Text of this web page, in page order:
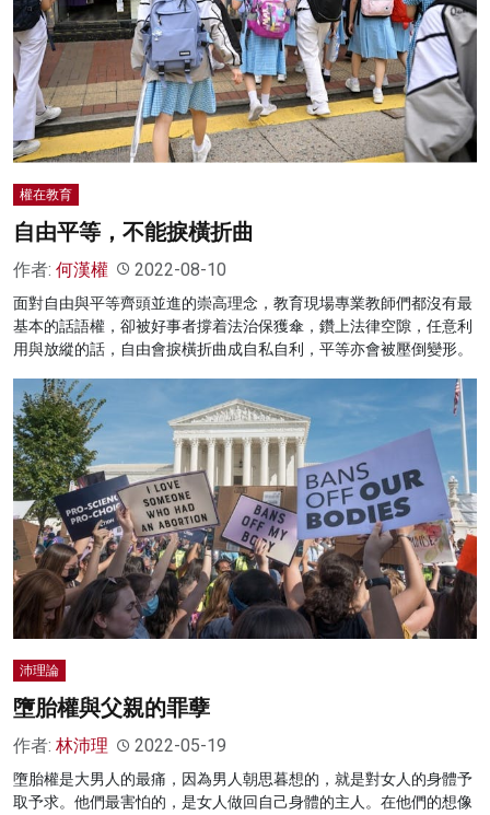
權在教育
自由平等，不能捩橫折曲
作者: 何漢權 2022-08-10
面對自由與平等齊頭並進的崇高理念，教育現場專業教師們都沒有最
基本的話語權，卻被好事者撐着法治保獲傘，鑽上法律空隙，任意利
用與放縱的話，自由會捩橫折曲成自私自利，平等亦會被壓倒變形。
沛理論
墮胎權與父親的罪孽
作者: 林沛理 2022-05-19
墮胎權是大男人的最痛，因為男人朝思暮想的，就是對女人的身體予
取予求。他們最害怕的，是女人做回自己身體的主人。在他們的想像